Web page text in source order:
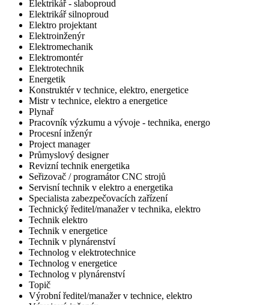
Elektrikář - slaboproud
Elektrikář silnoproud
Elektro projektant
Elektroinženýr
Elektromechanik
Elektromontér
Elektrotechnik
Energetik
Konstruktér v technice, elektro, energetice
Mistr v technice, elektro a energetice
Plynař
Pracovník výzkumu a vývoje - technika, energo
Procesní inženýr
Project manager
Průmyslový designer
Revizní technik energetika
Seřizovač / programátor CNC strojů
Servisní technik v elektro a energetika
Specialista zabezpečovacích zařízení
Technický ředitel/manažer v technika, elektro
Technik elektro
Technik v energetice
Technik v plynárenství
Technolog v elektrotechnice
Technolog v energetice
Technolog v plynárenství
Topič
Výrobní ředitel/manažer v technice, elektro